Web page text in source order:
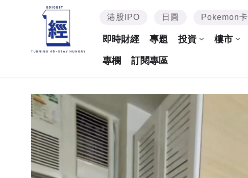
港股IPO 日圓 Pokemon卡
即時財經 專題 投資 樓市
專欄 訂閱專區